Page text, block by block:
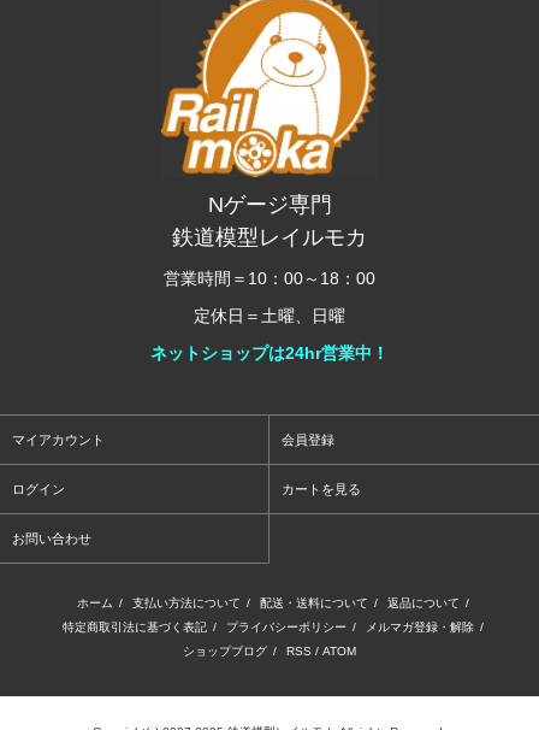
Nゲージ専門
鉄道模型レイルモカ
営業時間＝10：00～18：00
定休日＝土曜、日曜
ネットショップは24hr営業中！
マイアカウント 会員登録
ログイン カートを見る
お問い合わせ
ホーム / 支払い方法について / 配送・送料について / 返品について /
特定商取引法に基づく表記 / プライバシーポリシー / メルマガ登録・解除 /
ショップブログ / RSS / ATOM